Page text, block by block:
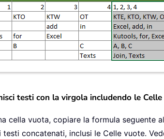
testi con la virgola includendo le
cella vuota, copiare la formula
concatenati, inclusi le Celle vuote.